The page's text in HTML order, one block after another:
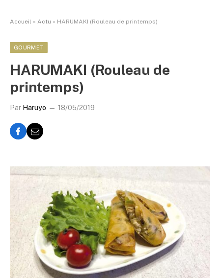
Accueil » Actu » HARUMAKI (Rouleau de printemps)
GOURMET
HARUMAKI (Rouleau de
printemps)
Par Haruyo 18/05/2019